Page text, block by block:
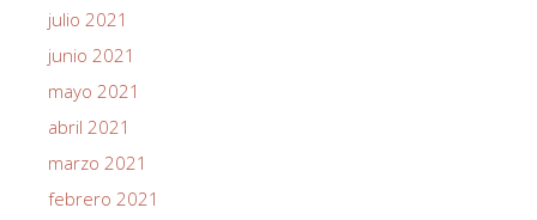
julio 2021
junio 2021
mayo 2021
abril 2021
marzo 2021
febrero 2021